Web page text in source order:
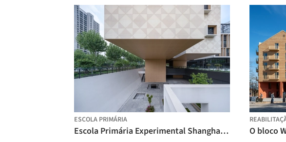
ESCOLA PRIMÁRIA
Escola Primária Experimental Shanghai Qiyuan / Atelier Archmixing O bloco